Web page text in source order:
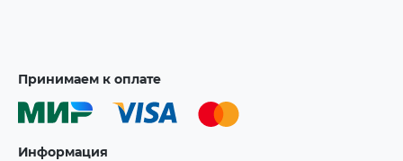
Принимаем к оплате
Информация